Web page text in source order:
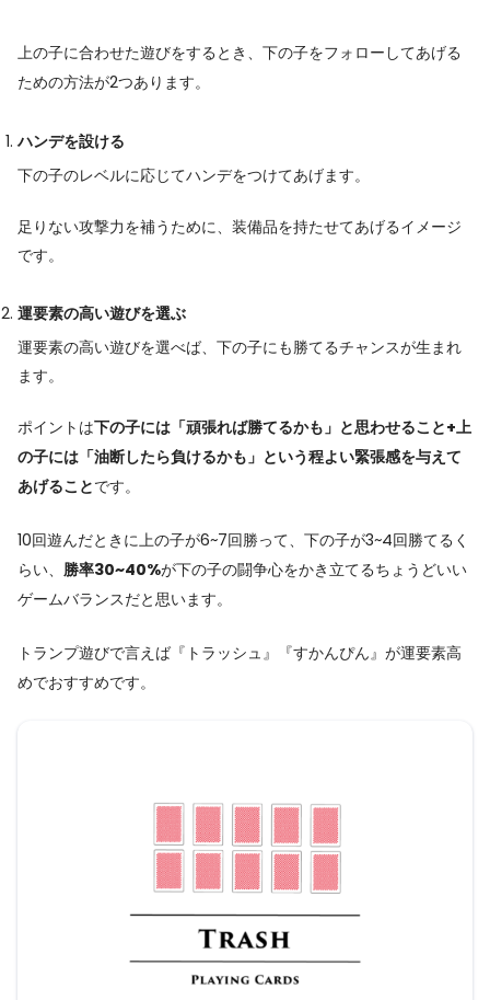
上の子に合わせた遊びをするとき、下の子をフォローしてあげる
ための方法が2つあります。
ハンデを設ける
下の子のレベルに応じてハンデをつけてあげます。
足りない攻撃力を補うために、装備品を持たせてあげるイメージ
です。
運要素の高い遊びを選ぶ
運要素の高い遊びを選べば、下の子にも勝てるチャンスが生まれ
ます。
ポイントは下の子には「頑張れば勝てるかも」と思わせること+上
の子には「油断したら負けるかも」という程よい緊張感を与えて
あげることです。
10回遊んだときに上の子が6~7回勝って、下の子が3~4回勝てるく
らい、 勝率30~40%が下の子の闘争心をかき立てるちょうどいい
ゲームバランスだと思います。
トランプ遊びで言えば『トラッシュ』『すかんぴん』が運要素高
めでおすすめです。